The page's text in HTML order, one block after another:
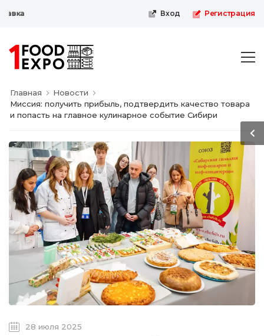
Вход Регистрация
Главная
Новости
Миссия: получить прибыль, подтвердить качество товара
и попасть на главное кулинарное событие Сибири
28 июля 2025